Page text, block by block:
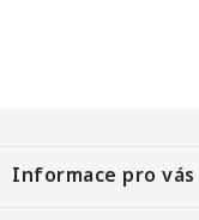
á
pInformace pro vás